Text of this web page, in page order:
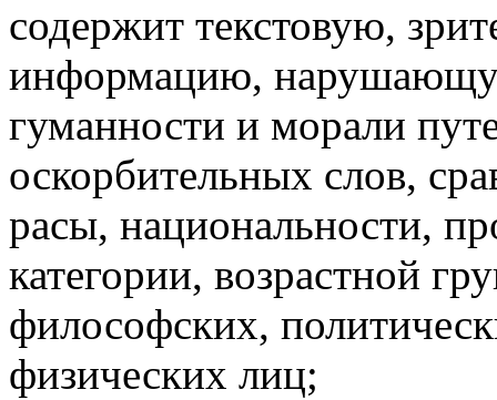
содержит текстовую,
информацию,
гуманности и морали
оскорбительных слов,
расы, национальности,
категории, возрастной
философских,
физических лиц;